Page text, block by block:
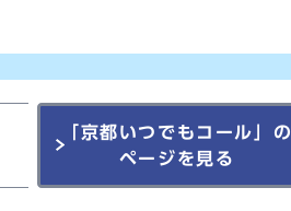
「京都いつでもコール」の
ページを見る